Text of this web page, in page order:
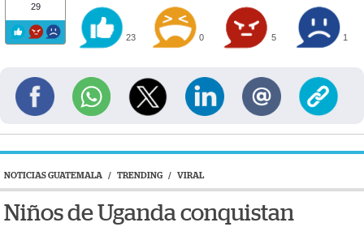
29
23 0 5 1
NOTICIAS GUATEMALA / TRENDING / VIRAL
Niños de Uganda conquistan